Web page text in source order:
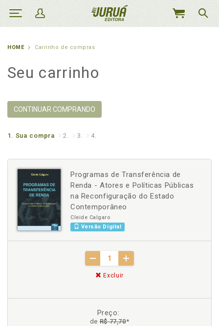
MEU
HOME Carrinho de compras
Seu carrinho
CONTINUAR COMPRANDO
1. Sua compra 2. 3. 4.
Programas de Transferência de
Renda - Atores e Políticas Públicas
na Reconfiguração do Estado
Contemporâneo
Cleide Calgaro
Versão Digital
Excluir
Preço:
deR$ 77,70*